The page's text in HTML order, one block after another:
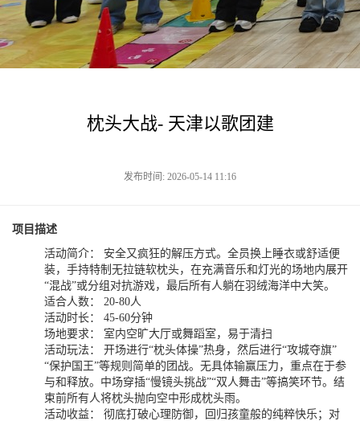
枕头大战- 天津以歌团建
发布时间: 2026-05-14 11:16
项目描述
活动简介： 安全又疯狂的解压方式。全员换上睡衣或舒适便
装，手持特制无拉链软枕头，在充满音乐和灯光的场地内展开
“混战”或分组对抗游戏，最后所有人躺在羽绒海洋中大笑。
适合人数： 20-80人
活动时长： 45-60分钟
场地要求： 室内空旷大厅或舞蹈室，易于清扫
活动玩法： 开场进行“枕头体操”热身，然后进行“攻城夺旗”
“保护国王”等规则简单的团战。无具体输赢压力，重点在于参
与和释放。中场穿插“慢镜头挑战”“双人舞击”等搞笑环节。结
束前所有人将枕头抛向空中形成枕头雨。
活动收益： 彻底打破心理防御，回归孩童般的纯粹快乐；对